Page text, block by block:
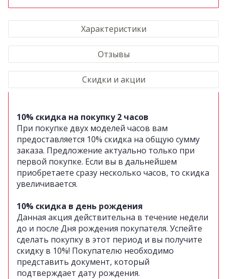
Характеристики
Отзывы
Скидки и акции
10% скидка на покупку 2 часов
При покупке двух моделей часов вам
предоставляется 10% скидка на общую сумму
заказа. Предложение актуально только при
первой покупке. Если вы в дальнейшем
приобретаете сразу несколько часов, то скидка
увеличивается.
10% скидка в день рождения
Данная акция действительна в течение недели
до и после Дня рождения покупателя. Успейте
сделать покупку в этот период и вы получите
скидку в 10%! Покупателю необходимо
представить документ, который
подтверждает дату рождения.